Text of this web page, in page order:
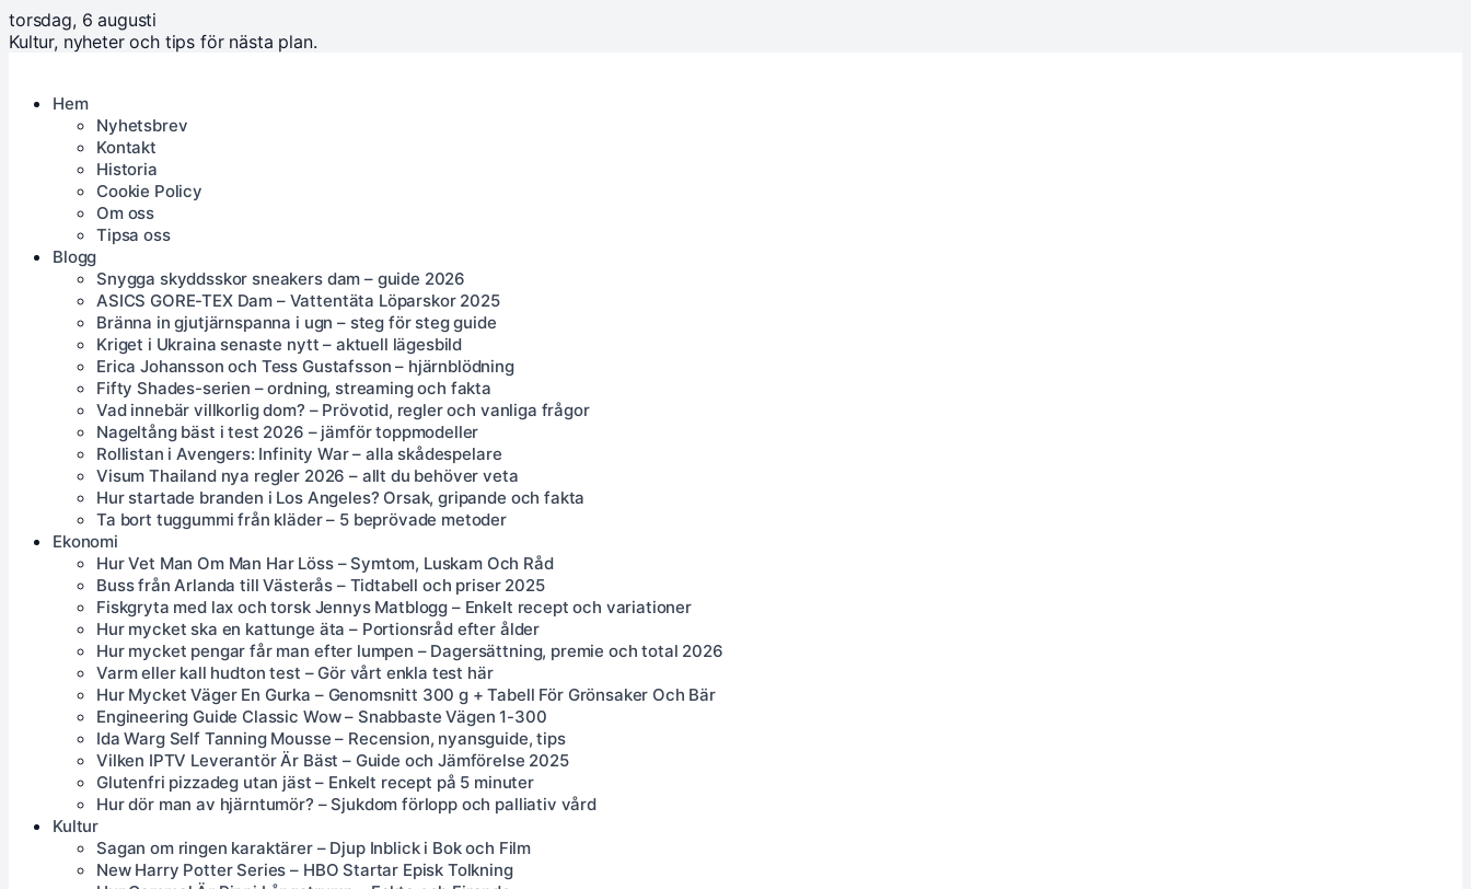
torsdag, 6 augusti
Kultur, nyheter och tips för nästa plan.
Hem
Nyhetsbrev
Kontakt
Historia
Cookie Policy
Om oss
Tipsa oss
Blogg
Snygga skyddsskor sneakers dam – guide 2026
ASICS GORE-TEX Dam – Vattentäta Löparskor 2025
Bränna in gjutjärnspanna i ugn – steg för steg guide
Kriget i Ukraina senaste nytt – aktuell lägesbild
Erica Johansson och Tess Gustafsson – hjärnblödning
Fifty Shades-serien – ordning, streaming och fakta
Vad innebär villkorlig dom? – Prövotid, regler och vanliga frågor
Nageltång bäst i test 2026 – jämför toppmodeller
Rollistan i Avengers: Infinity War – alla skådespelare
Visum Thailand nya regler 2026 – allt du behöver veta
Hur startade branden i Los Angeles? Orsak, gripande och fakta
Ta bort tuggummi från kläder – 5 beprövade metoder
Ekonomi
Hur Vet Man Om Man Har Löss – Symtom, Luskam Och Råd
Buss från Arlanda till Västerås – Tidtabell och priser 2025
Fiskgryta med lax och torsk Jennys Matblogg – Enkelt recept och variationer
Hur mycket ska en kattunge äta – Portionsråd efter ålder
Hur mycket pengar får man efter lumpen – Dagersättning, premie och total 2026
Varm eller kall hudton test – Gör vårt enkla test här
Hur Mycket Väger En Gurka – Genomsnitt 300 g + Tabell För Grönsaker Och Bär
Engineering Guide Classic Wow – Snabbaste Vägen 1-300
Ida Warg Self Tanning Mousse – Recension, nyansguide, tips
Vilken IPTV Leverantör Är Bäst – Guide och Jämförelse 2025
Glutenfri pizzadeg utan jäst – Enkelt recept på 5 minuter
Hur dör man av hjärntumör? – Sjukdom förlopp och palliativ vård
Kultur
Sagan om ringen karaktärer – Djup Inblick i Bok och Film
New Harry Potter Series – HBO Startar Episk Tolkning